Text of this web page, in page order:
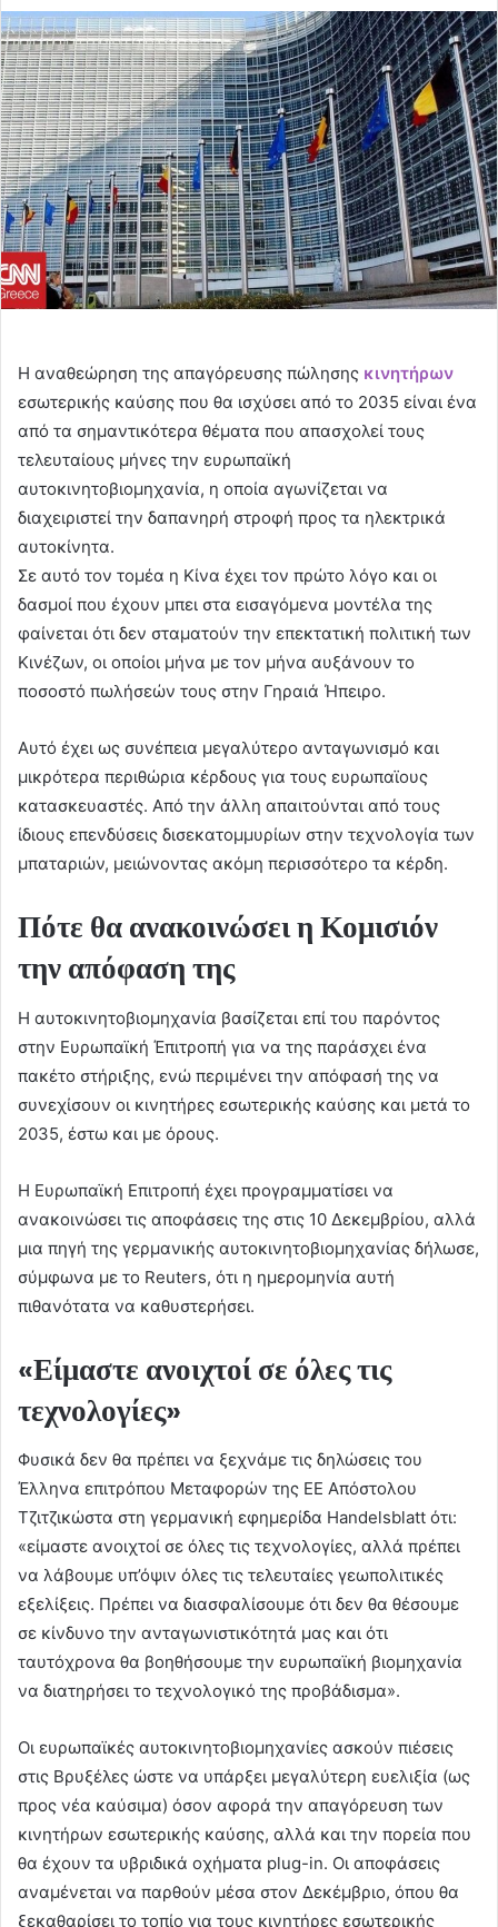
email
Η αναθεώρηση της απαγόρευσης πώλησης κινητήρων
εσωτερικής καύσης που θα ισχύσει από το 2035 είναι ένα
από τα σημαντικότερα θέματα που απασχολεί τους
τελευταίους μήνες την ευρωπαϊκή
αυτοκινητοβιομηχανία, η οποία αγωνίζεται να
διαχειριστεί την δαπανηρή στροφή προς τα ηλεκτρικά
αυτοκίνητα.
Σε αυτό τον τομέα η Κίνα έχει τον πρώτο λόγο και οι
δασμοί που έχουν μπει στα εισαγόμενα μοντέλα της
φαίνεται ότι δεν σταματούν την επεκτατική πολιτική των
Κινέζων, οι οποίοι μήνα με τον μήνα αυξάνουν το
ποσοστό πωλήσεών τους στην Γηραιά Ήπειρο.
Αυτό έχει ως συνέπεια μεγαλύτερο ανταγωνισμό και
μικρότερα περιθώρια κέρδους για τους ευρωπαϊους
κατασκευαστές. Από την άλλη απαιτούνται από τους
ίδιους επενδύσεις δισεκατομμυρίων στην τεχνολογία των
μπαταριών, μειώνοντας ακόμη περισσότερο τα κέρδη.
Πότε θα ανακοινώσει η Κομισιόν
την απόφαση της
Η αυτοκινητοβιομηχανία βασίζεται επί του παρόντος
στην Ευρωπαϊκή Έπιτροπή για να της παράσχει ένα
πακέτο στήριξης, ενώ περιμένει την απόφασή της να
συνεχίσουν οι κινητήρες εσωτερικής καύσης και μετά το
2035, έστω και με όρους.
Η Ευρωπαϊκή Επιτροπή έχει προγραμματίσει να
ανακοινώσει τις αποφάσεις της στις 10 Δεκεμβρίου, αλλά
μια πηγή της γερμανικής αυτοκινητοβιομηχανίας δήλωσε,
σύμφωνα με το Reuters, ότι η ημερομηνία αυτή
πιθανότατα να καθυστερήσει.
«Είμαστε ανοιχτοί σε όλες τις
τεχνολογίες»
Φυσικά δεν θα πρέπει να ξεχνάμε τις δηλώσεις του
Έλληνα επιτρόπου Μεταφορών της ΕΕ Απόστολου
Τζιτζικώστα στη γερμανική εφημερίδα Handelsblatt ότι:
«είμαστε ανοιχτοί σε όλες τις τεχνολογίες, αλλά πρέπει
να λάβουμε υπ’όψιν όλες τις τελευταίες γεωπολιτικές
εξελίξεις. Πρέπει να διασφαλίσουμε ότι δεν θα θέσουμε
σε κίνδυνο την ανταγωνιστικότητά μας και ότι
ταυτόχρονα θα βοηθήσουμε την ευρωπαϊκή βιομηχανία
να διατηρήσει το τεχνολογικό της προβάδισμα».
Οι ευρωπαϊκές αυτοκινητοβιομηχανίες ασκούν πιέσεις
στις Βρυξέλες ώστε να υπάρξει μεγαλύτερη ευελιξία (ως
προς νέα καύσιμα) όσον αφορά την απαγόρευση των
κινητήρων εσωτερικής καύσης, αλλά και την πορεία που
θα έχουν τα υβριδικά οχήματα plug-in. Οι αποφάσεις
αναμένεται να παρθούν μέσα στον Δεκέμβριο, όπου θα
ξεκαθαρίσει το τοπίο για τους κινητήρες εσωτερικής